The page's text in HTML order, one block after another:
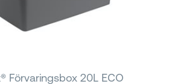
Förvaringsbox 20L ECO